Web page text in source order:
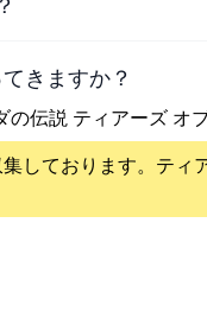
きますか？
伝説 ティアーズ
しております。 ティ